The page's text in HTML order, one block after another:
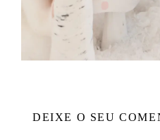
DEIXE O SEU